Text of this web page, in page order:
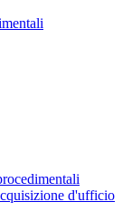
d'ufficio